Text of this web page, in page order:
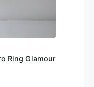
Ring Glamour